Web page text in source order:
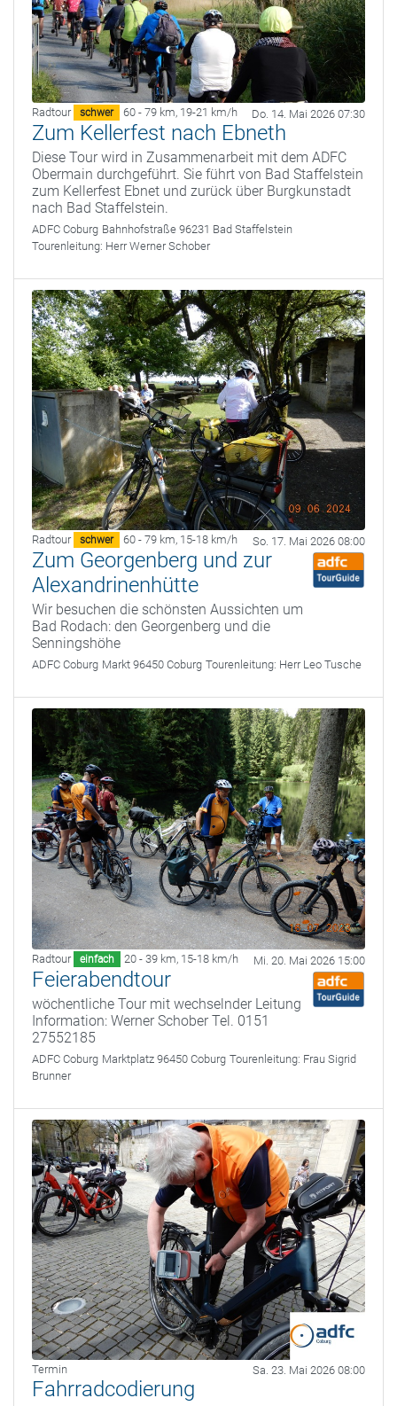
Radtour schwer 60 - 79 km, 19-21 km/h Do. 14. Mai 2026 07:30
Zum Kellerfest nach Ebneth
Diese Tour wird in Zusammenarbeit mit dem ADFC
Obermain durchgeführt. Sie führt von Bad Staffelstein
zum Kellerfest Ebnet und zurück über Burgkunstadt
nach Bad Staffelstein.
ADFC Coburg Bahnhofstraße 96231 Bad Staffelstein
Tourenleitung: Herr Werner Schober
Radtour schwer 60 - 79 km, 15-18 km/h So. 17. Mai 2026 08:00
Zum Georgenberg und zur
Alexandrinenhütte
Wir besuchen die schönsten Aussichten um
Bad Rodach: den Georgenberg und die
Senningshöhe
ADFC Coburg Markt 96450 Coburg Tourenleitung: Herr Leo Tusche
Radtour einfach 20 - 39 km, 15-18 km/h Mi. 20. Mai 2026 15:00
Feierabendtour
wöchentliche Tour mit wechselnder Leitung
Information: Werner Schober Tel. 0151
27552185
ADFC Coburg Marktplatz 96450 Coburg Tourenleitung: Frau Sigrid
Brunner
Termin Sa. 23. Mai 2026 08:00
Fahrradcodierung